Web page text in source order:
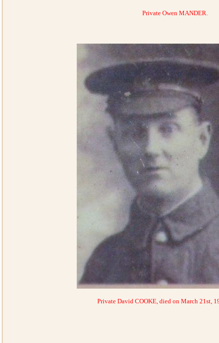
Private Owen MANDER.
Private David COOKE, died on March 21st,